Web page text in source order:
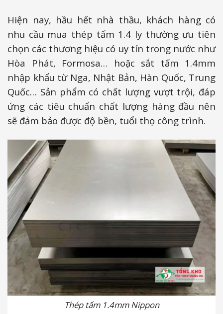
Hiện nay, hầu hết nhà thầu, khách hàng có
nhu cầu mua thép tấm 1.4 ly thường ưu tiên
chọn các thương hiệu có uy tín trong nước như
Hòa Phát, Formosa… hoặc sắt tấm 1.4mm
nhập khẩu từ Nga, Nhật Bản, Hàn Quốc, Trung
Quốc… Sản phẩm có chất lượng vượt trội, đáp
ứng các tiêu chuẩn chất lượng hàng đầu nên
sẽ đảm bảo được độ bền, tuổi thọ công trình.
Thép tấm 1.4mm Nippon